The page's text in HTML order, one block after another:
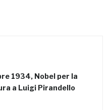
1934, Nobel per la
a Luigi Pirandello